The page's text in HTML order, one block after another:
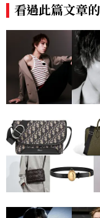
看過此篇文章